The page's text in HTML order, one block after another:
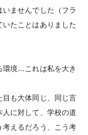
ませんでした（フラ
たことはありました
環境…これは私を大き
目も大体同じ、同じ言
に対して、学校の道
えるだろう、こう考